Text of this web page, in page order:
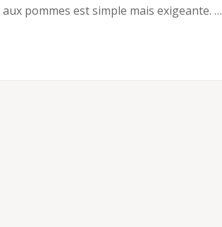
pommes est simple mais exigeante. …